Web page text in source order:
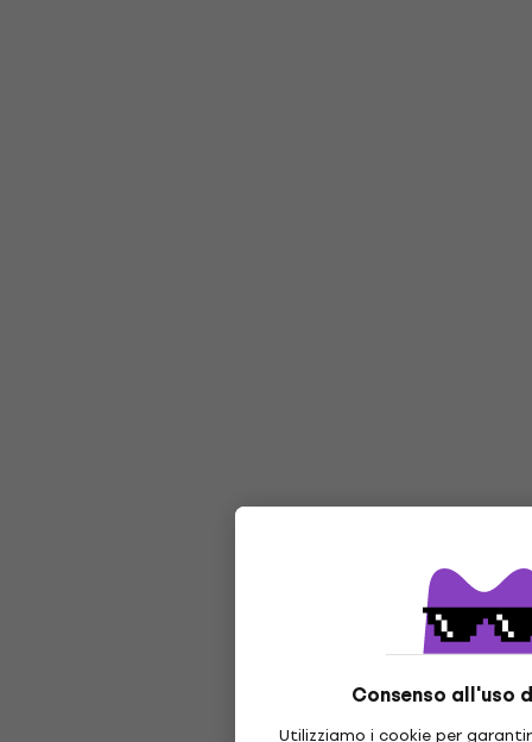
Consenso all'uso
Utilizziamo i cookie per